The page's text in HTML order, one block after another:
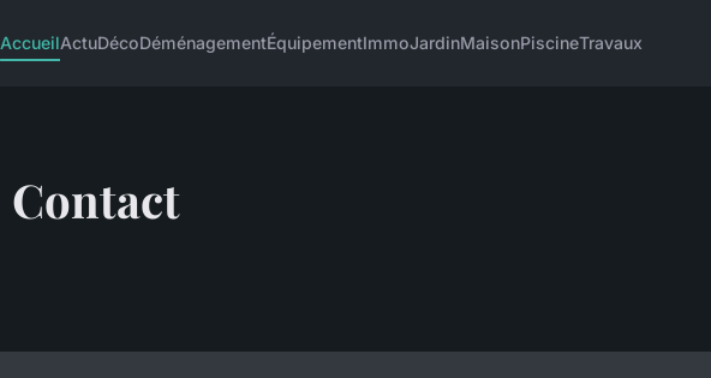
AccueilActuDécoDéménagementÉquipementImmoJardinMaisonPiscineTravaux
Contact